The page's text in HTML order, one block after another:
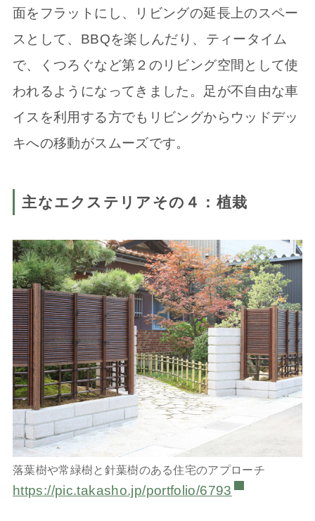
面をフラットにし、リビングの延長上のスペー
スとして、BBQを楽しんだり、ティータイム
で、くつろぐなど第２のリビング空間として使
われるようになってきました。足が不自由な車
イスを利用する方でもリビングからウッドデッ
キへの移動がスムーズです。
主なエクステリアその４：植栽
落葉樹や常緑樹と針葉樹のある住宅のアプローチ
https://pic.takasho.jp/portfolio/6793